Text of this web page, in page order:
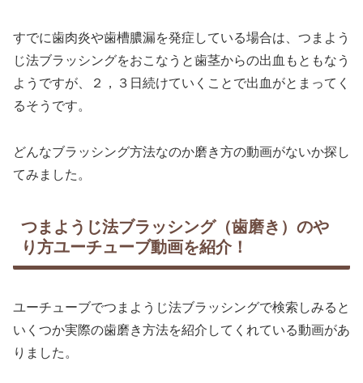
すでに歯肉炎や歯槽膿漏を発症している場合は、つまよう
じ法ブラッシングをおこなうと歯茎からの出血もともなう
ようですが、２，３日続けていくことで出血がとまってく
るそうです。
どんなブラッシング方法なのか磨き方の動画がないか探し
てみました。
つまようじ法ブラッシング（歯磨き）のや
り方ユーチューブ動画を紹介！
ユーチューブでつまようじ法ブラッシングで検索しみると
いくつか実際の歯磨き方法を紹介してくれている動画があ
りました。